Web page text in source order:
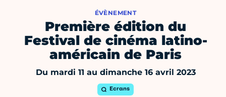
ÉVÈNEMENT
Première édition du
Festival de cinéma latino-
américain de Paris
Du mardi 11 au dimanche 16 avril 2023
Ecrans